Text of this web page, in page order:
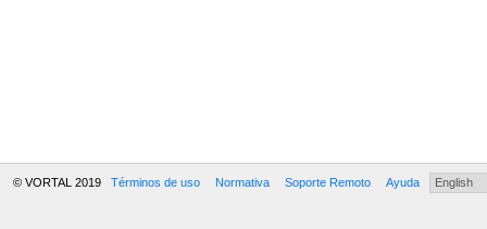
© VORTAL 2019 Términos de uso Normativa Soporte Remoto Ayuda